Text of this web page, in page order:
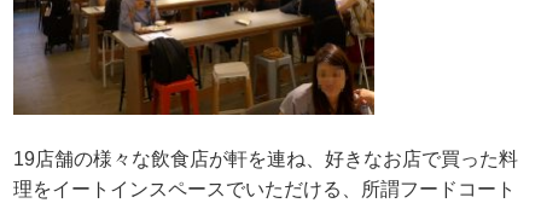
19店舗の様々な飲食店が軒を連ね、好きなお店で買った料
理をイートインスペースでいただける、所謂フードコート